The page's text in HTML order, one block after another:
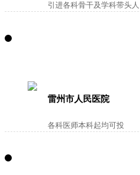
引进各科骨干及学科带头人
雷州市人民医院
各科医师本科起均可投